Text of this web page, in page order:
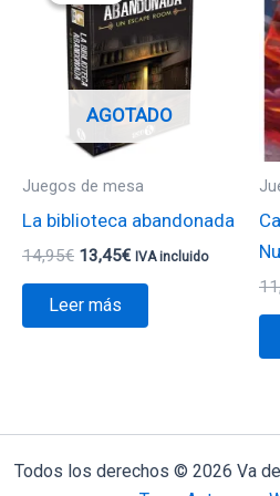
AGOTADO
Juegos de mesa
La biblioteca abandonada
14,95€
era:
14,95€.
13,45€
es:
13,45€.
IVA incluido
Leer más
Todos los derechos © 2026 Va